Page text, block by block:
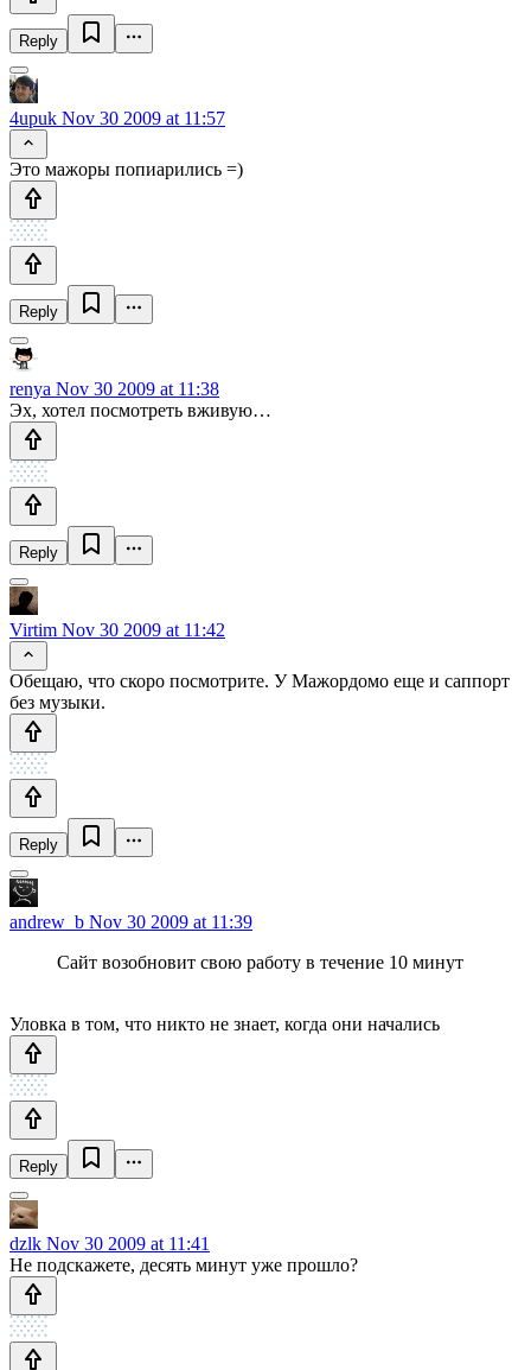
Reply
4upuk Nov 30 2009 at 11:57
Это мажоры попиарились =)
Reply
renya Nov 30 2009 at 11:38
Эх, хотел посмотреть вживую…
Reply
Virtim Nov 30 2009 at 11:42
Обещаю, что скоро посмотрите. У Мажордомо еще и саппорт
без музыки.
Reply
andrew_b Nov 30 2009 at 11:39
Сайт возобновит свою работу в течение 10 минут
Уловка в том, что никто не знает, когда они начались
Reply
dzlk Nov 30 2009 at 11:41
Не подскажете, десять минут уже прошло?